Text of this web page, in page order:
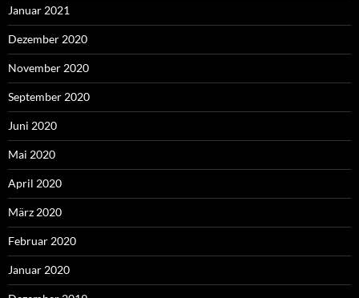
Januar 2021
Dezember 2020
November 2020
September 2020
Juni 2020
Mai 2020
April 2020
März 2020
Februar 2020
Januar 2020